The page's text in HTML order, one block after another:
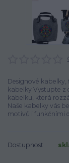
Designové kabelky,
kabelky Vystupte z
kabelku, která
Naše kabelky vás
motivů i funkčními
Dostupnost